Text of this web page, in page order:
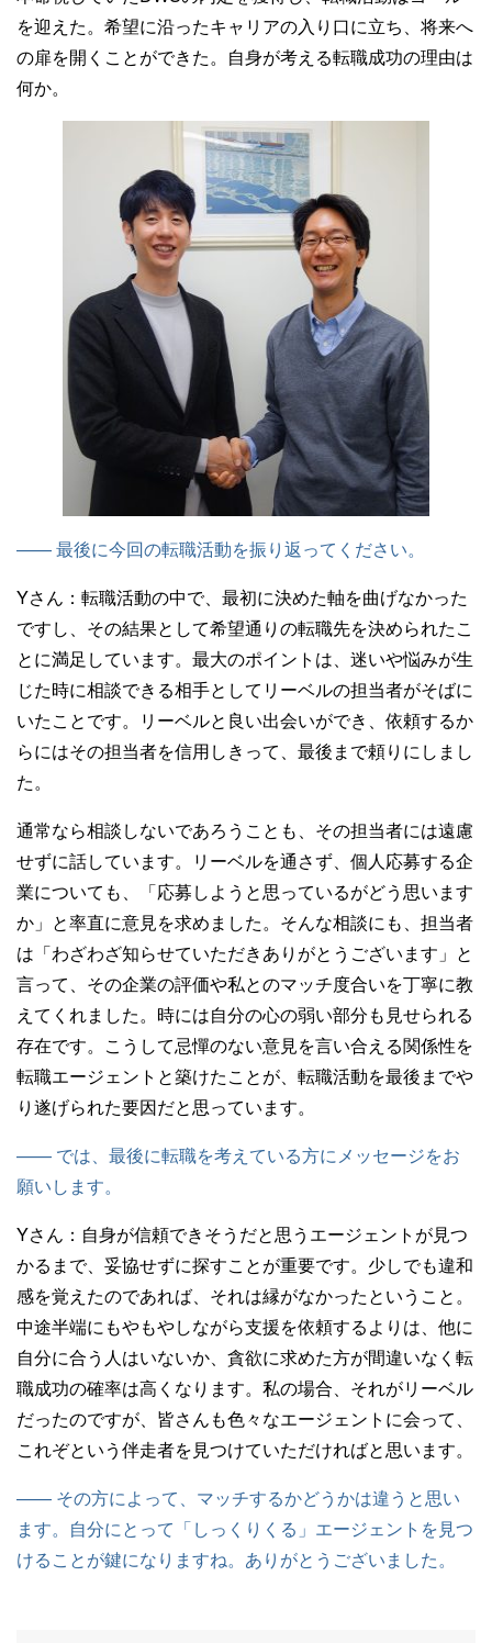
を迎えた。希望に沿ったキャリアの入り口に立ち、将来へ
の扉を開くことができた。自身が考える転職成功の理由は
何か。
—— 最後に今回の転職活動を振り返ってください。
Yさん： 転職活動の中で、最初に決めた軸を曲げなかった
ですし、その結果として希望通りの転職先を決められたこ
とに満足しています。最大のポイントは、迷いや悩みが生
じた時に相談できる相手としてリーベルの担当者がそばに
いたことです。リーベルと良い出会いができ、依頼するか
らにはその担当者を信用しきって、最後まで頼りにしまし
た。
通常なら相談しないであろうことも、その担当者には遠慮
せずに話しています。リーベルを通さず、個人応募する企
業についても、「応募しようと思っているがどう思います
か」と率直に意見を求めました。そんな相談にも、担当者
は「わざわざ知らせていただきありがとうございます」と
言って、その企業の評価や私とのマッチ度合いを丁寧に教
えてくれました。時には自分の心の弱い部分も見せられる
存在です。こうして忌憚のない意見を言い合える関係性を
転職エージェントと築けたことが、転職活動を最後までや
り遂げられた要因だと思っています。
—— では、最後に転職を考えている方にメッセージをお
願いします。
Yさん： 自身が信頼できそうだと思うエージェントが見つ
かるまで、妥協せずに探すことが重要です。少しでも違和
感を覚えたのであれば、それは縁がなかったということ。
中途半端にもやもやしながら支援を依頼するよりは、他に
自分に合う人はいないか、貪欲に求めた方が間違いなく転
職成功の確率は高くなります。私の場合、それがリーベル
だったのですが、皆さんも色々なエージェントに会って、
これぞという伴走者を見つけていただければと思います。
—— その方によって、マッチするかどうかは違うと思い
ます。自分にとって「しっくりくる」エージェントを見つ
けることが鍵になりますね。ありがとうございました。